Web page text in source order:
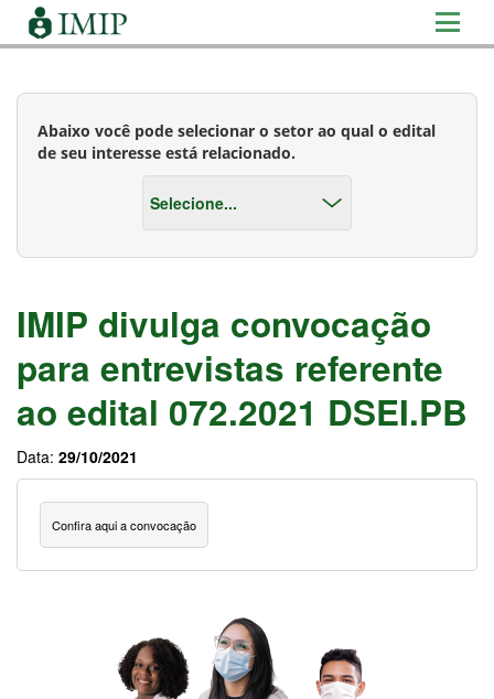
Abaixo você pode selecionar o setor ao qual o edital
de seu interesse está relacionado.
IMIP divulga convocação
para entrevistas referente
ao edital 072.2021 DSEI.PB
Data: 29/10/2021
Confira aqui a convocação